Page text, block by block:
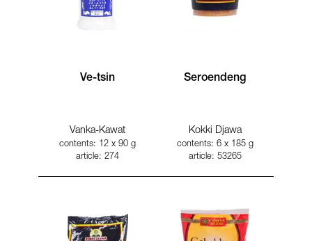
Ve-tsin
Vanka-Kawat
contents: 12 x 90 g
article: 274
Seroendeng
Kokki Djawa
contents: 6 x 185 g
article: 53265